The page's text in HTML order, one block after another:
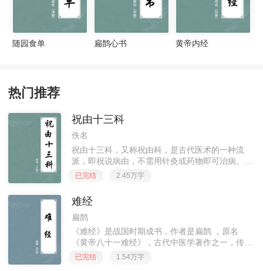
随园食单 扁鹊心书 黄帝内经
热门推荐
祝由十三科
佚名
祝由十三科，又称祝由科，是古代医术的一种流
派，即祝说病由，不需用针灸或药物即可治病。
祝由科，自元代即列入太医院十三科。祝由二字，
针服药，只要移易精神、变换
已完结 2.45万字
难经
扁鹊
《难经》是战国时期成书，作者是扁鹊 ，原名
《黄帝八十一难经》，古代中医学著作之一，传说
为战国时期秦越人（扁鹊）所作。本书以问答解释
已完结 1.54万字